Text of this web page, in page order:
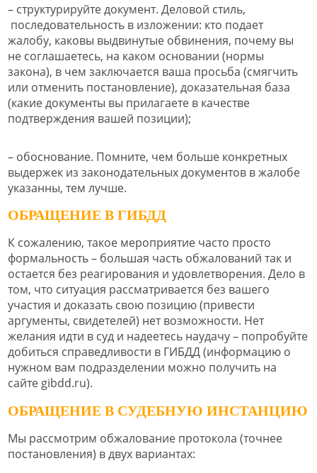
– структурируйте документ. Деловой стиль,
последовательность в изложении: кто подает
жалобу, каковы выдвинутые обвинения, почему вы
не соглашаетесь, на каком основании (нормы
закона), в чем заключается ваша просьба (смягчить
или отменить постановление), доказательная база
(какие документы вы прилагаете в качестве
подтверждения вашей позиции);
– обоснование. Помните, чем больше конкретных
выдержек из законодательных документов в жалобе
указанны, тем лучше.
ОБРАЩЕНИЕ В ГИБДД
К сожалению, такое мероприятие часто просто
формальность – большая часть обжалований так и
остается без реагирования и удовлетворения. Дело в
том, что ситуация рассматривается без вашего
участия и доказать свою позицию (привести
аргументы, свидетелей) нет возможности. Нет
желания идти в суд и надеетесь наудачу – попробуйте
добиться справедливости в ГИБДД (информацию о
нужном вам подразделении можно получить на
сайте gibdd.ru).
ОБРАЩЕНИЕ В СУДЕБНУЮ ИНСТАНЦИЮ
Мы рассмотрим обжалование протокола (точнее
постановления) в двух вариантах: